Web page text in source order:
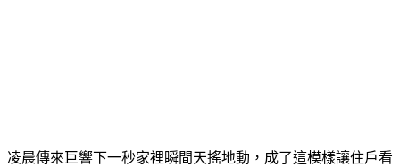
凌晨傳來巨響下一秒家裡瞬間天搖地動，成了這模樣讓住戶看